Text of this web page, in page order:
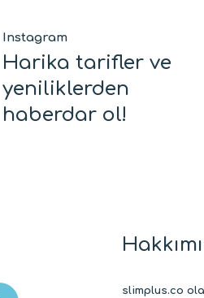
Gönder
Instagram
Harika tarifler ve
yeniliklerden
haberdar ol!
slimplus.co